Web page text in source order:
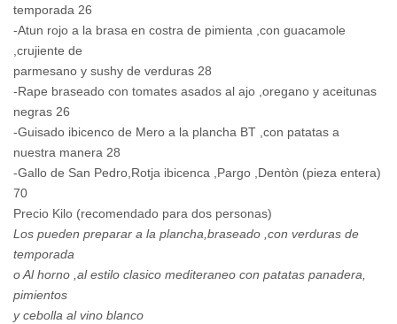
temporada 26
-Atun rojo a la brasa en costra de pimienta ,con guacamole
,crujiente de
parmesano y sushy de verduras 28
-Rape braseado con tomates asados al ajo ,oregano y aceitunas
negras 26
-Guisado ibicenco de Mero a la plancha BT ,con patatas a
nuestra manera 28
-Gallo de San Pedro,Rotja ibicenca ,Pargo ,Dentòn (pieza entera)
70
Precio Kilo (recomendado para dos personas)
Los pueden preparar a la plancha,braseado ,con verduras de
temporada
o Al horno ,al estilo clasico mediteraneo con patatas panadera,
pimientos
y cebolla al vino blanco